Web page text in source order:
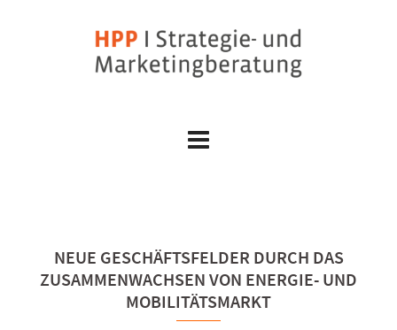
NEUE GESCHÄFTSFELDER DURCH DAS
ZUSAMMENWACHSEN VON ENERGIE- UND
MOBILITÄTSMARKT